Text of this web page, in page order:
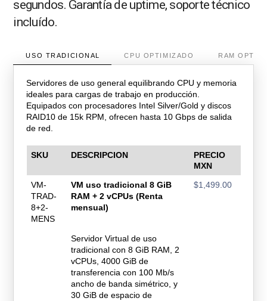
segundos. Garantía de uptime, soporte técnico
incluído.
USO TRADICIONAL CPU OPTIMIZADO RAM
Servidores de uso general equilibrando CPU y memoria
ideales para cargas de trabajo en producción.
Equipados con procesadores Intel Silver/Gold y discos
RAID10 de 15k RPM, ofrecen hasta 10 Gbps de salida
de red.
SKU DESCRIPCION
PRECIO
MXN
VM-
TRAD-
8+2-
MENS
VM uso tradicional 8 GiB
RAM + 2 vCPUs (Renta
mensual)
$1,499.00
Servidor Virtual de uso
tradicional con 8 GiB RAM, 2
vCPUs, 4000 GiB de
transferencia con 100 Mb/s
ancho de banda simétrico, y
30 GiB de espacio de